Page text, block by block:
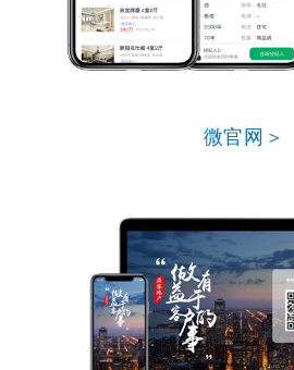
微官网＞